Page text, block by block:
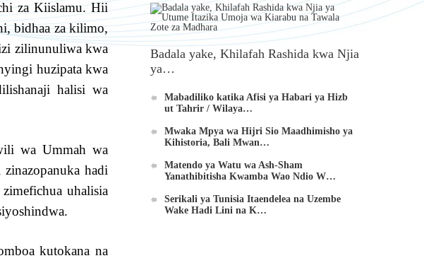
za Kiislamu. Hii
bidhaa za kilimo,
zilinunuliwa kwa
huzipata kwa
halisi wa
wa Ummah wa
hadi
uhalisia
kutokana na
Badala yake, Khilafah Rashida kwa Njia
ya…
Mabadiliko katika Afisi ya Habari ya Hizb
ut Tahrir / Wilaya…
Mwaka Mpya wa Hijri Sio Maadhimisho ya
Kihistoria, Bali Mwan…
Matendo ya Watu wa Ash-Sham
Yanathibitisha Kwamba Wao Ndio W…
Serikali ya Tunisia Itaendelea na Uzembe
Wake Hadi Lini na K…